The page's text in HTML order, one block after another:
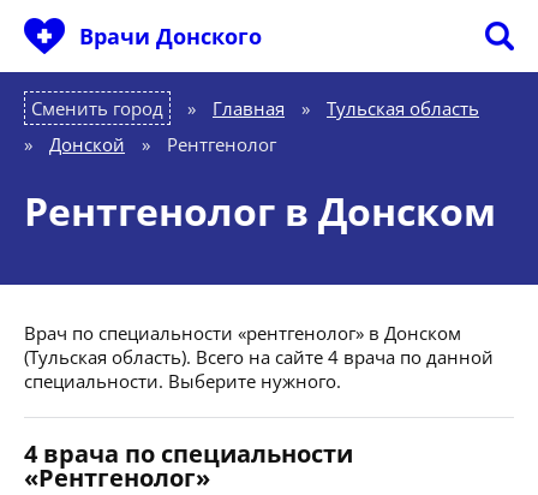
Врачи Донского
Сменить город Главная »
Тульская область
»
Донской » Рентгенолог
Рентгенолог в Донском
Врач по специальности «рентгенолог» в Донском
(Тульская область). Всего на сайте 4 врача по данной
специальности. Выберите нужного.
4 врача по специальности
«Рентгенолог»